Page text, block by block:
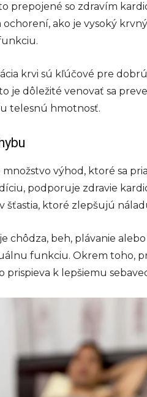
prepojené so zdravím
ako je vysoký
krvi sú kľúčové pre
je dôležité venovať sa
telesnú hmotnosť.
výhod, ktoré sa
podporuje zdravie
ktoré zlepšujú
chôdza, beh, plávanie
funkciu. Okrem toho,
k lepšiemu